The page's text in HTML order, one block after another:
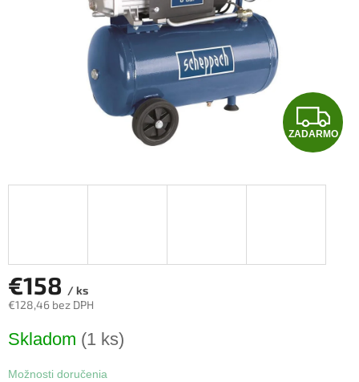
Z
A
ZADARMO
€158 / ks
€128,46 bez DPH
cena:
Skladom (1 ks)
Možnosti doručenia